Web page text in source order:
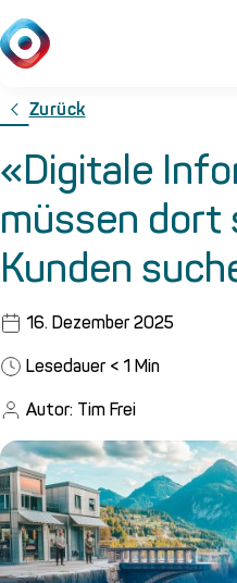
Zurück
«Digitale
müssen dort
Kunden
16. Dezember 2025
Lesedauer < 1 Min
Autor: Tim Frei